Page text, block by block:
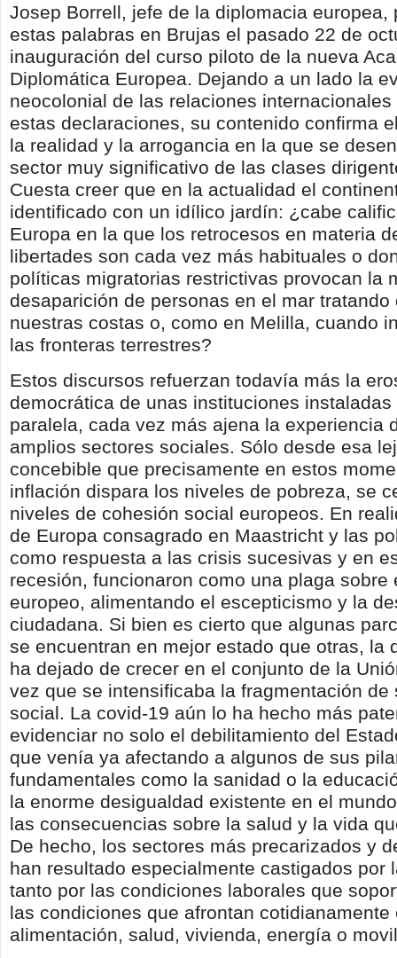
Josep Borrell, jefe de la diplomacia europea,
estas palabras en Brujas el pasado 22 de
inauguración del curso piloto de la nueva
Diplomática Europea. Dejando a un lado la
neocolonial de las relaciones
estas declaraciones, su contenido confirma
la realidad y la arrogancia en la que se
sector muy significativo de las clases
Cuesta creer que en la actualidad el
identificado con un idílico jardín: ¿cabe
Europa en la que los retrocesos en materia
libertades son cada vez más habituales o
políticas migratorias restrictivas provocan la
desaparición de personas en el mar tratando
nuestras costas o, como en Melilla, cuando
las fronteras terrestres?
Estos discursos refuerzan todavía más la
democrática de unas instituciones
paralela, cada vez más ajena la experiencia
amplios sectores sociales. Sólo desde esa
concebible que precisamente en estos
inflación dispara los niveles de pobreza, se
niveles de cohesión social europeos. En
de Europa consagrado en Maastricht y las
como respuesta a las crisis sucesivas y en
recesión, funcionaron como una plaga sobre
europeo, alimentando el escepticismo y la
ciudadana. Si bien es cierto que algunas
se encuentran en mejor estado que otras, la
ha dejado de crecer en el conjunto de la
vez que se intensificaba la fragmentación de
social. La covid-19 aún lo ha hecho más
evidenciar no solo el debilitamiento del
que venía ya afectando a algunos de sus
fundamentales como la sanidad o la
la enorme desigualdad existente en el
las consecuencias sobre la salud y la vida
De hecho, los sectores más precarizados y
han resultado especialmente castigados por
tanto por las condiciones laborales que
las condiciones que afrontan cotidianamente
alimentación, salud, vivienda, energía o